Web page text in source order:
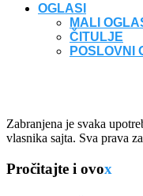
OGLASI
MALI
ČITULJE
POSLOVNI
Zabranjena je svaka
vlasnika sajta. Sva prava
Pročitajte i ovox